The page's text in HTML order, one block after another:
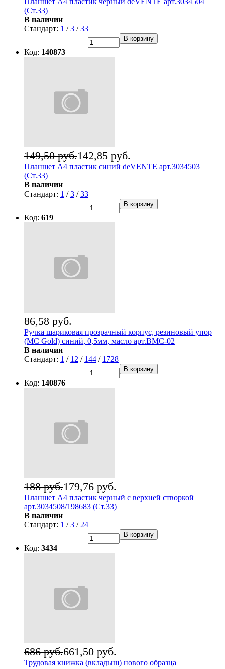
(Ст.33)
В наличии
Стандарт: 1 /3 /33
В корзину
Код: 140873
142,85 руб.
149,50 руб.
Планшет А4 пластик синий deVENTE арт.3034503
(Ст.33)
В наличии
Стандарт: 1 /3 /33
В корзину
Код: 619
86,58 руб.
Ручка шариковая прозрачный корпус, резиновый упор
(MC Gold) синий, 0,5мм, масло арт.BMC-02
В наличии
Стандарт: 1 / 12 / 144 / 1728
В корзину
Код: 140876
179,76 руб.
188 руб.
Планшет А4 пластик черный с верхней створкой
арт.3034508/198683 (Ст.33)
В наличии
Стандарт: 1 /3 / 24
В корзину
Код: 3434
661,50 руб.
686 руб.
Трудовая книжка (вкладыш) нового образца